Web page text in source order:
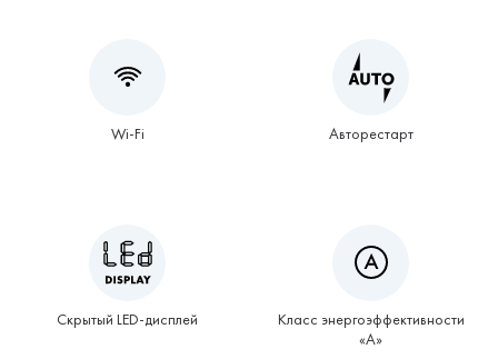
Wi-Fi Авторестарт
Скрытый LED-дисплей
Класс энергоэффективности
«А»